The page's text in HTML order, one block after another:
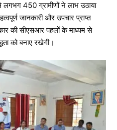
लगभग 450 ग्रामीणों ने लाभ उठाया
जानकारी और उपचार प्राप्त
की सीएसआर पहलों के माध्यम से
को बनाए रखेगी।